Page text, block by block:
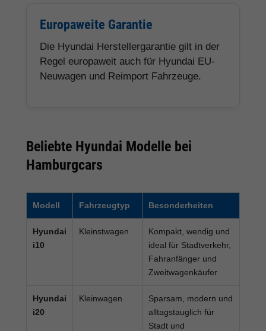
Europaweite Garantie
Die Hyundai Herstellergarantie gilt in der
Regel europaweit auch für Hyundai EU-
Neuwagen und Reimport Fahrzeuge.
Beliebte Hyundai Modelle bei
Hamburgcars
Modell Fahrzeugtyp Besonderheiten
Hyundai
i10
Kleinstwagen
Kompakt, wendig und
ideal für Stadtverkehr,
Fahranfänger und
Zweitwagenkäufer
Hyundai
i20
Kleinwagen
Sparsam, modern und
alltagstauglich für
Stadt und